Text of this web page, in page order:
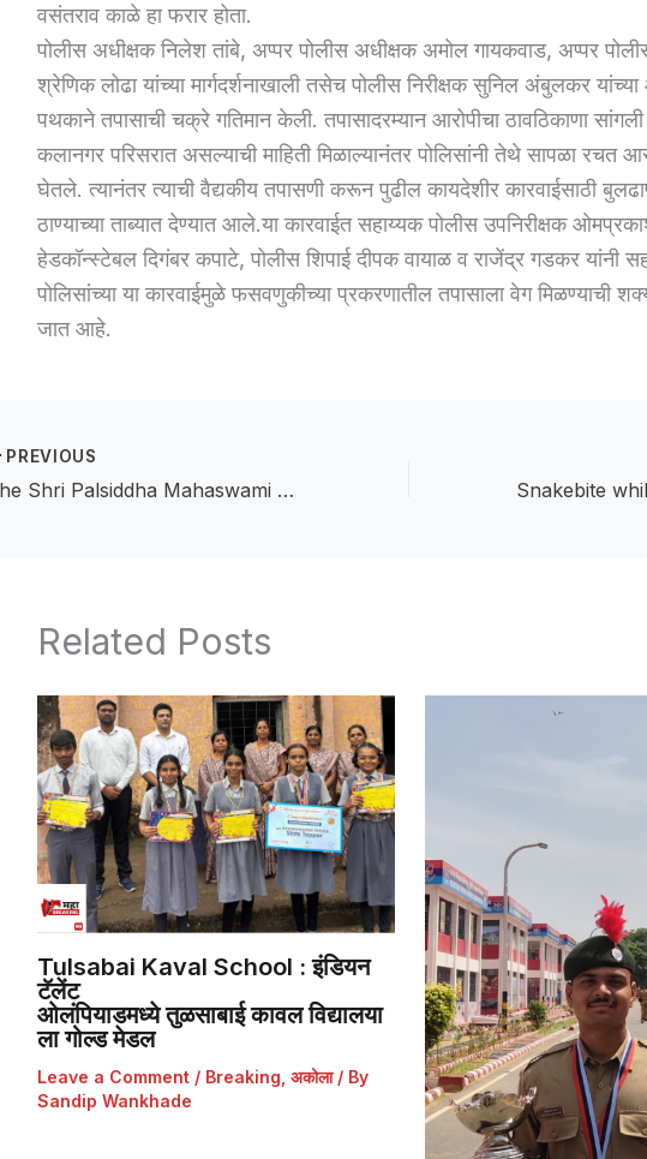
वसंतराव काळे हा फरार होता.
पोलीस अधीक्षक निलेश तांबे, अप्पर पोलीस अधीक्षक अमोल गायकवाड, अप्पर
श्रेणिक लोढा यांच्या मार्गदर्शनाखाली तसेच पोलीस निरीक्षक सुनिल अंबुलकर
पथकाने तपासाची चक्रे गतिमान केली. तपासादरम्यान आरोपीचा ठावठिकाणा सांगली
कलानगर परिसरात असल्याची माहिती मिळाल्यानंतर पोलिसांनी तेथे सापळा रचत
घेतले. त्यानंतर त्याची वैद्यकीय तपासणी करून पुढील कायदेशीर कारवाईसाठी
ठाण्याच्या ताब्यात देण्यात आले.या कारवाईत सहाय्यक पोलीस उपनिरीक्षक
हेडकॉन्स्टेबल दिगंबर कपाटे, पोलीस शिपाई दीपक वायाळ व राजेंद्र गडकर यांनी
पोलिसांच्या या कारवाईमुळे फसवणुकीच्या प्रकरणातील तपासाला वेग मिळण्याची
जात आहे.
PREVIOUS
The Shri Palsiddha Mahaswami Math :वीरशैव व वारकरी संप्रदायाचा संगम म्हणजे श्री पलसिद्ध महास्वामी मठ
Related Posts
Tulsabai Kaval School : इंडियन
टॅलेंट
ओलंपियाडमध्ये तुळसाबाई कावल विद्यालया
ला गोल्ड मेडल
Leave a Comment / Breaking, अकोला/ By
Sandip Wankhade